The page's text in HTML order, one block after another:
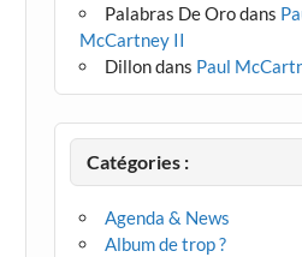
Palabras De Orodans
McCartney II
Dillondans Paul
Catégories :
Agenda & News
Album de trop ?